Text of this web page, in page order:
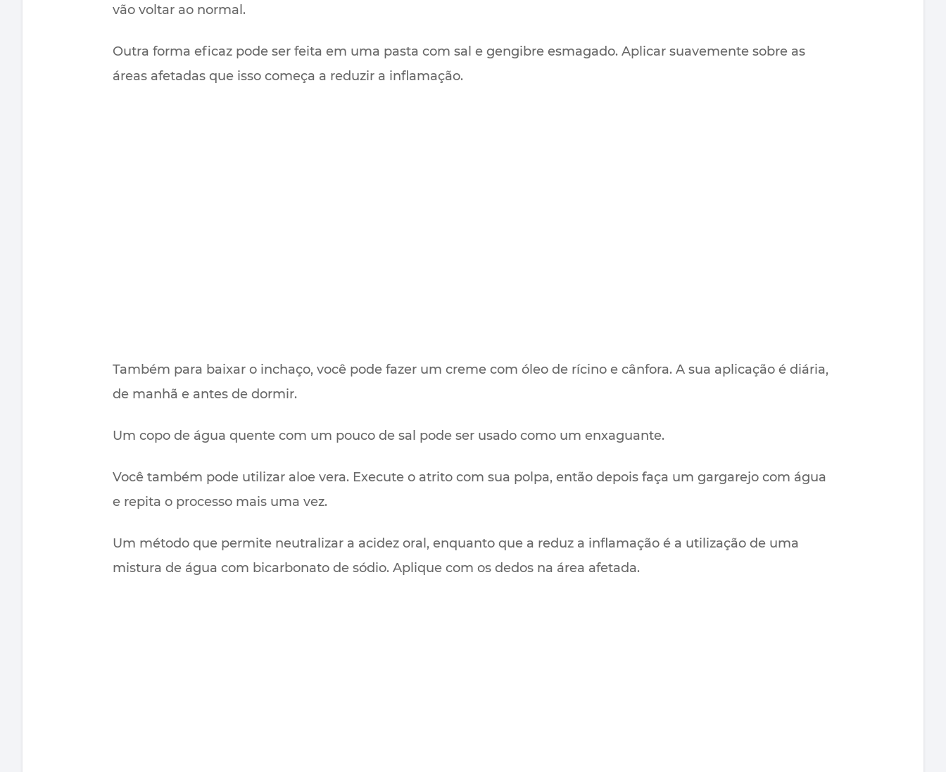
vão voltar ao normal.
Outra forma eficaz pode ser feita em uma pasta com sal e gengibre esmagado. Aplicar suavemente sobre as
áreas afetadas que isso começa a reduzir a inflamação.
Também para baixar o inchaço, você pode fazer um creme com óleo de rícino e cânfora. A sua aplicação é diária,
de manhã e antes de dormir.
Um copo de água quente com um pouco de sal pode ser usado como um enxaguante.
Você também pode utilizar aloe vera. Execute o atrito com sua polpa, então depois faça um gargarejo com água
e repita o processo mais uma vez.
Um método que permite neutralizar a acidez oral, enquanto que a reduz a inflamação é a utilização de uma
mistura de água com bicarbonato de sódio. Aplique com os dedos na área afetada.